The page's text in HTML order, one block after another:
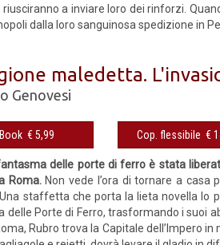
riusciranno a inviare loro dei rinforzi.
dalla loro sanguinosa spedizione in
maledetta.
Genovesi
eBook € 5,99 Cop.
delle porte di ferro è stata
Roma. Non vede l’ora di tornare a
staffetta che porta la lieta novella lo
delle Porte di Ferro, trasformando i suoi
Rubro trova la Capitale dell’Impero